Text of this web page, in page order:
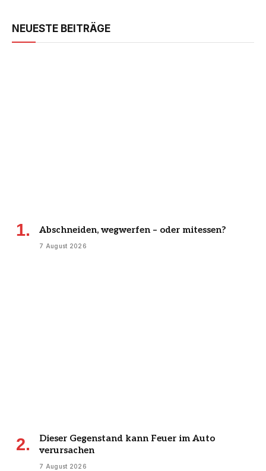
NEUESTE BEITRÄGE
Abschneiden, wegwerfen – oder mitessen?
7 August 2026
Dieser Gegenstand kann Feuer im Auto
verursachen
7 August 2026